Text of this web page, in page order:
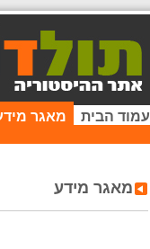
עמוד הבית מאגר
מאגר מידע